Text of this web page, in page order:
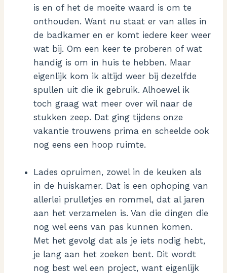
is en of het de moeite waard is om te
onthouden. Want nu staat er van alles in
de badkamer en er komt iedere keer weer
wat bij. Om een keer te proberen of wat
handig is om in huis te hebben. Maar
eigenlijk kom ik altijd weer bij dezelfde
spullen uit die ik gebruik. Alhoewel ik
toch graag wat meer over wil naar de
stukken zeep. Dat ging tijdens onze
vakantie trouwens prima en scheelde ook
nog eens een hoop ruimte.
Lades opruimen, zowel in de keuken als
in de huiskamer. Dat is een ophoping van
allerlei prulletjes en rommel, dat al jaren
aan het verzamelen is. Van die dingen die
nog wel eens van pas kunnen komen.
Met het gevolg dat als je iets nodig hebt,
je lang aan het zoeken bent. Dit wordt
nog best wel een project, want eigenlijk